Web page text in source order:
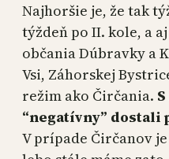
Najhoršie je, že tak
týždeň po II. kole, a
občania Dúbravky a
Vsi, Záhorskej
režim ako Čirčania.
“negatívny” dostali
V prípade Čirčanov